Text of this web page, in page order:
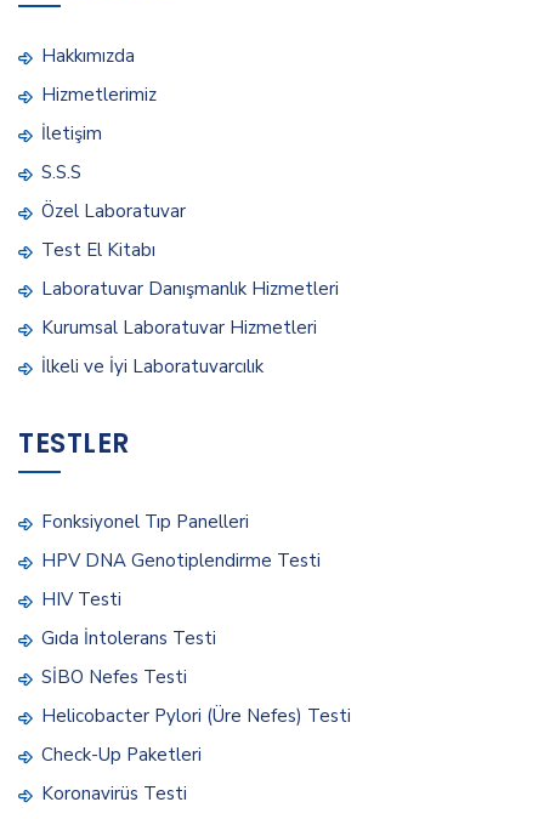
Hakkımızda
Hizmetlerimiz
İletişim
S.S.S
Özel Laboratuvar
Test El Kitabı
Laboratuvar Danışmanlık Hizmetleri
Kurumsal Laboratuvar Hizmetleri
İlkeli ve İyi Laboratuvarcılık
TESTLER
Fonksiyonel Tıp Panelleri
HPV DNA Genotiplendirme Testi
HIV Testi
Gıda İntolerans Testi
SİBO Nefes Testi
Helicobacter Pylori (Üre Nefes) Testi
Check-Up Paketleri
Koronavirüs Testi